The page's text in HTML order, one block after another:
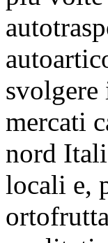
mercati
nord
locali e,